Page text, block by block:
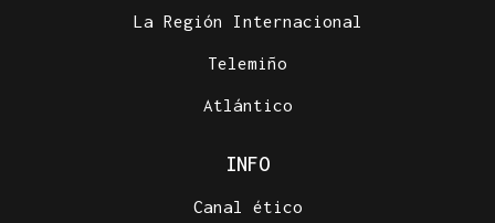
La Región Internacional
Telemiño
Atlántico
INFO
Canal ético